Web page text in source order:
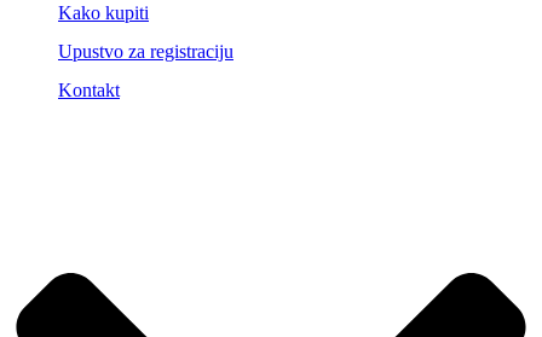
Kako kupiti
Upustvo za registraciju
Kontakt